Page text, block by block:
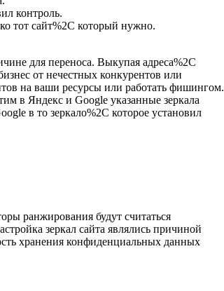
контроль.
тот сайт%2C который нужно.
для переноса. Выкупая адреса%2C
от нечестных конкурентов или
на ваши ресурсы или работать фишингом.
в Яндекс и Google указанные зеркала
в то зеркало%2C которое установил
ранжирования будут считаться
зеркал сайта являлись причиной
хранения конфиденциальных данных